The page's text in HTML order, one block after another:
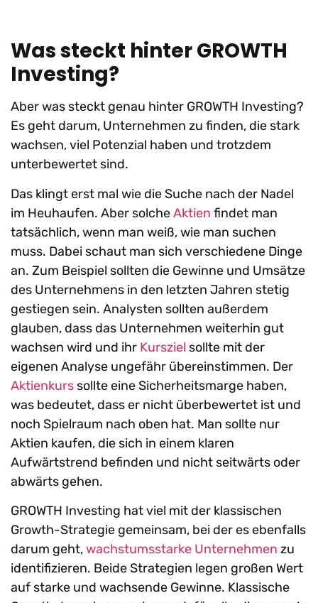
Was steckt hinter GROWTH
Investing?
Aber was steckt genau hinter GROWTH Investing?
Es geht darum, Unternehmen zu finden, die stark
wachsen, viel Potenzial haben und trotzdem
unterbewertet sind.
Das klingt erst mal wie die Suche nach der Nadel
im Heuhaufen. Aber solcheAktien findet man
tatsächlich, wenn man weiß, wie man suchen
muss. Dabei schaut man sich verschiedene Dinge
an. Zum Beispiel sollten die Gewinne und Umsätze
des Unternehmens in den letzten Jahren stetig
gestiegen sein. Analysten sollten außerdem
glauben, dass das Unternehmen weiterhin gut
wachsen wird und ihr Kursziel sollte mit der
eigenen Analyse ungefähr übereinstimmen. Der
Aktienkurs sollte eine Sicherheitsmarge haben,
was bedeutet, dass er nicht überbewertet ist und
noch Spielraum nach oben hat. Man sollte nur
Aktien kaufen, die sich in einem klaren
Aufwärtstrend befinden und nicht seitwärts oder
abwärts gehen.
GROWTH Investing hat viel mit der klassischen
Growth-Strategie gemeinsam, bei der es ebenfalls
darum geht,wachstumsstarke Unternehmen zu
identifizieren. Beide Strategien legen großen Wert
auf starke und wachsende Gewinne. Klassische